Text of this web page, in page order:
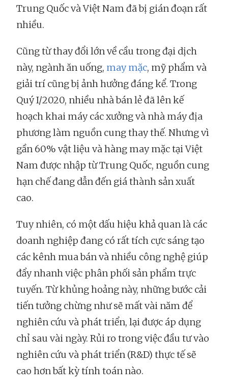
Trung Quốc và Việt Nam đã bị gián đoạn rất
nhiều.
Cũng từ thay đổi lớn về cầu trong đại dịch
này, ngành ăn uống, may mặc, mỹ phẩm và
giải trí cũng bị ảnh hưởng đáng kể. Trong
Quý I/2020, nhiều nhà bán lẻ đã lên kế
hoạch khai máy các xưởng và nhà máy địa
phương làm nguồn cung thay thế. Nhưng vì
gần 60% vật liệu và hàng may mặc tại Việt
Nam được nhập từ Trung Quốc, nguồn cung
hạn chế đang dẫn đến giá thành sản xuất
cao.
Tuy nhiên, có một dấu hiệu khả quan là các
doanh nghiệp đang có rất tích cực sáng tạo
các kênh mua bán và nhiều công nghệ giúp
đẩy nhanh việc phân phối sản phẩm trực
tuyến. Từ khủng hoảng này, những bước cải
tiến tưởng chừng như sẽ mất vài năm để
nghiên cứu và phát triển, lại được áp dụng
chỉ sau vài ngày. Rủi ro trong việc đầu tư vào
nghiên cứu và phát triển (R&D) thực tế sẽ
cao hơn bất kỳ tính toán nào.